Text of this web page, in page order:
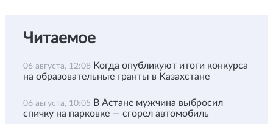
Читаемое
06 августа, 12:08 Когда опубликуют итоги конкурса
на образовательные гранты в Казахстане
06 августа, 10:05 В Астане мужчина выбросил
спичку на парковке — сгорел автомобиль